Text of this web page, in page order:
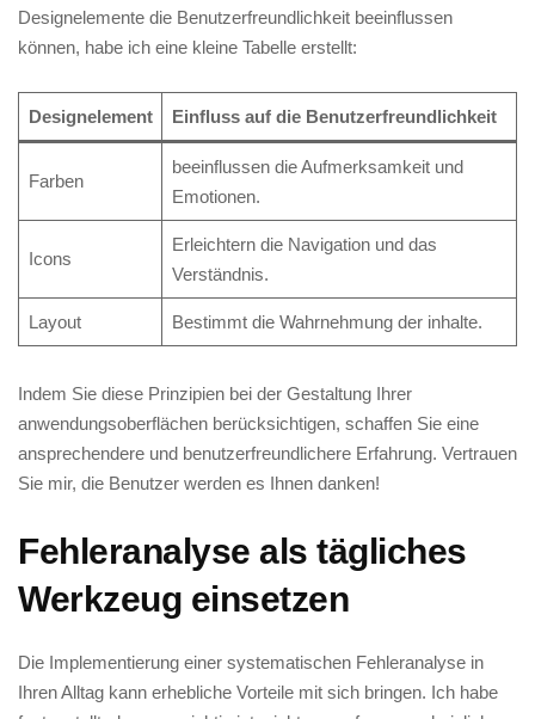
Designelemente die Benutzerfreundlichkeit beeinflussen
können, habe ich eine kleine Tabelle erstellt:
Designelement Einfluss auf die Benutzerfreundlichkeit
Farben
beeinflussen⁣ die Aufmerksamkeit ​und
Emotionen.
Icons
Erleichtern ⁣die Navigation und⁣ das
⁢Verständnis.
Layout Bestimmt die Wahrnehmung‍ der ‍inhalte.
Indem ⁢Sie diese⁤ Prinzipien bei der Gestaltung Ihrer
anwendungsoberflächen​ berücksichtigen, schaffen Sie eine
ansprechendere⁢ und benutzerfreundlichere Erfahrung. Vertrauen
⁤Sie mir, die Benutzer werden es ⁣Ihnen danken!
Fehleranalyse ​als tägliches
Werkzeug einsetzen
Die Implementierung einer systematischen Fehleranalyse in
Ihren Alltag ⁣kann erhebliche‍ Vorteile mit sich ‍bringen. Ich habe⁢